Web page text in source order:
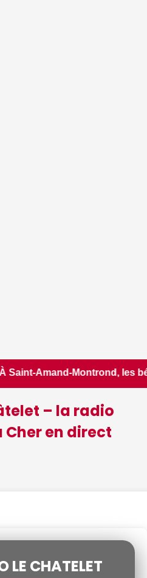
les bénévoles
– la radio
en direct
LE CHATELET